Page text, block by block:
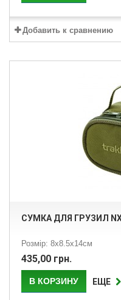
Добавить к сравнению
СУМКА ДЛЯ ГРУЗИЛ
Розмір: 8х8.5х14см
435,00 грн.
В КОРЗИНУ ЕЩЕ